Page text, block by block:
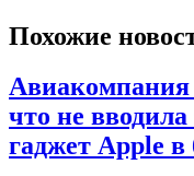
Похожие
Авиакомпания
что не
гаджет Apple в